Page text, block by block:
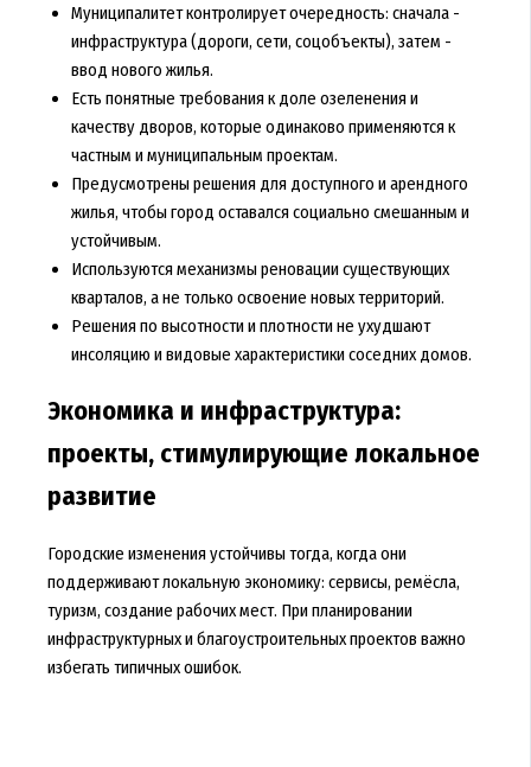
Муниципалитет контролирует очередность: сначала -
инфраструктура (дороги, сети, соцобъекты), затем -
ввод нового жилья.
Есть понятные требования к доле озеленения и
качеству дворов, которые одинаково применяются к
частным и муниципальным проектам.
Предусмотрены решения для доступного и арендного
жилья, чтобы город оставался социально смешанным и
устойчивым.
Используются механизмы реновации существующих
кварталов, а не только освоение новых территорий.
Решения по высотности и плотности не ухудшают
инсоляцию и видовые характеристики соседних домов.
Экономика и инфраструктура:
проекты, стимулирующие локальное
развитие
Городские изменения устойчивы тогда, когда они
поддерживают локальную экономику: сервисы, ремёсла,
туризм, создание рабочих мест. При планировании
инфраструктурных и благоустроительных проектов важно
избегать типичных ошибок.